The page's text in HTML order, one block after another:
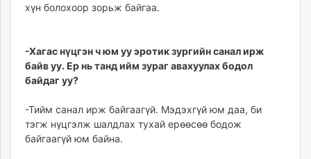
хүн болохоор зорьж байгаа.
-Хагас нүцгэн ч юм уу эротик зургийн санал ирж
байв уу. Ер нь танд ийм зураг авахуулах бодол
байдаг уу?
-Тийм санал ирж байгаагүй. Мэдэхгүй юм даа, би
тэгж нүцгэлж шалдлах тухай ерөөсөө бодож
байгаагүй юм байна.